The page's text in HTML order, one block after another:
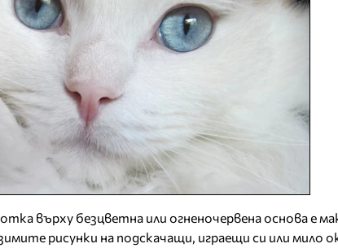
върху безцветна или огненочервена основа е
рисунки на подскачащи, играещи си или мило